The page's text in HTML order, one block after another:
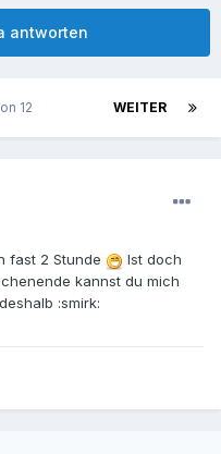
antworten
WEITER
12
fast 2 Stunde
Ist doch
kannst du mich
:smirk: